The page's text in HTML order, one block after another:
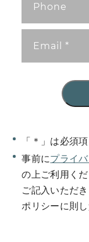
「＊」は必須
事前にプライ
の上ご利用くだ
ご記入いただ
ポリシーに則